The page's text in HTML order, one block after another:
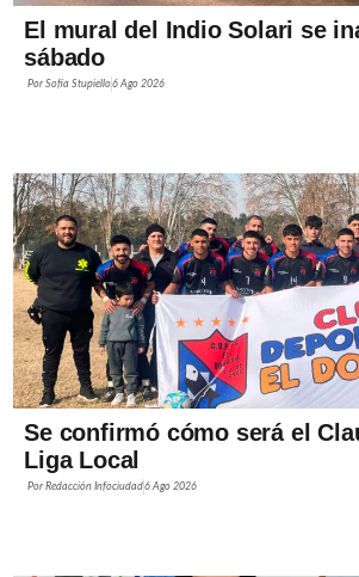
El mural del Indio Solari se
sábado
PorSofía Stupiello6 Ago 2026
Se confirmó cómo será el
Liga Local
PorRedacción Infociudad6 Ago 2026